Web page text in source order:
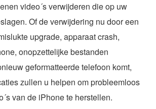
video´s verwijderen die op uw
Of de verwijdering nu door een
upgrade, apparaat crash,
onopzettelijke bestanden
geformatteerde telefoon komt,
zullen u helpen om probleemloos
van de iPhone te herstellen.